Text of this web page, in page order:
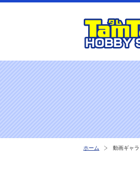
ホーム 動画ギャ